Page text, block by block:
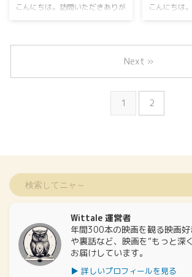
レンジャーの役割、ブラックカー
ドや内なる差別といったテーマま
めです。ブラックニングのラスト
るポイント
ぶん、どこ
今回の記事
こんにちは。訪問いただきありが
とうございます。物語の知恵袋、
ルのネタバレ考察で検索して来て
くれたあなたのために、あらすじ
味、伝言ダイヤルの位置づけまで
を一気に整理します。カンヌ出品
係、岐阜ロケの必然性、タイトル
スッと腑に落ちるはず。結末の余
入れ替わるのか、1987年前後と
いう時代背景が物語に何を足して
こんにちは
とうござい
記事は「室
り、杏や日
新城賢太郎
リッジと洋
ャストの位
す。この記
つ、作品の
ントを自分
1 2
Next »
Wittale 運営者
年間300本の映画を観る映画
や裏話など、映画を“もっと深
お届けしています。
▶ 詳しいプロフィールを見る